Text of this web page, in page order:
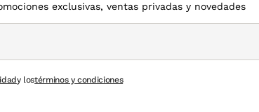
exclusivas, ventas privadas y novedades
y lostérminos y condiciones